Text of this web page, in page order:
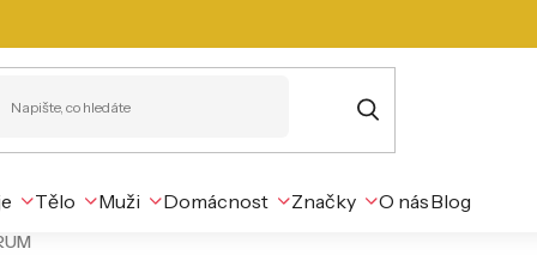
Tělo Muži Domácnost Značky O násBlog